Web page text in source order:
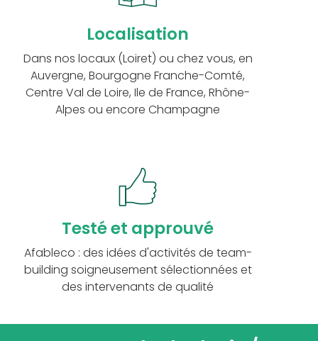
Localisation
Dans nos locaux (Loiret) ou chez vous, en
Auvergne, Bourgogne Franche-Comté,
Centre Val de Loire, Ile de France, Rhône-
Alpes ou encore Champagne
Testé et approuvé
Afableco : des idées d'activités de team-
building soigneusement sélectionnées et
des intervenants de qualité